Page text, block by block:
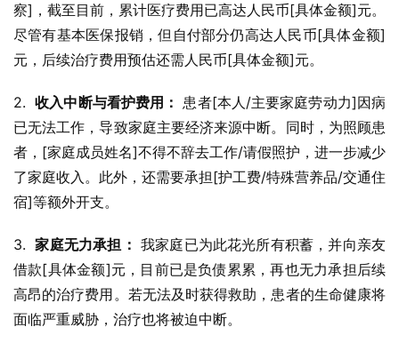
察]，截至目前，累计医疗费用已高达人民币[具体金额]元。
尽管有基本医保报销，但自付部分仍高达人民币[具体金额]
元，后续治疗费用预估还需人民币[具体金额]元。
2. 收入中断与看护费用： 患者[本人/主要家庭劳动力]因病
已无法工作，导致家庭主要经济来源中断。同时，为照顾患
者，[家庭成员姓名]不得不辞去工作/请假照护，进一步减少
了家庭收入。此外，还需要承担[护工费/特殊营养品/交通住
宿]等额外开支。
3. 家庭无力承担： 我家庭已为此花光所有积蓄，并向亲友
借款[具体金额]元，目前已是负债累累，再也无力承担后续
高昂的治疗费用。若无法及时获得救助，患者的生命健康将
面临严重威胁，治疗也将被迫中断。